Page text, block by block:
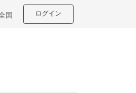
国 ログイン